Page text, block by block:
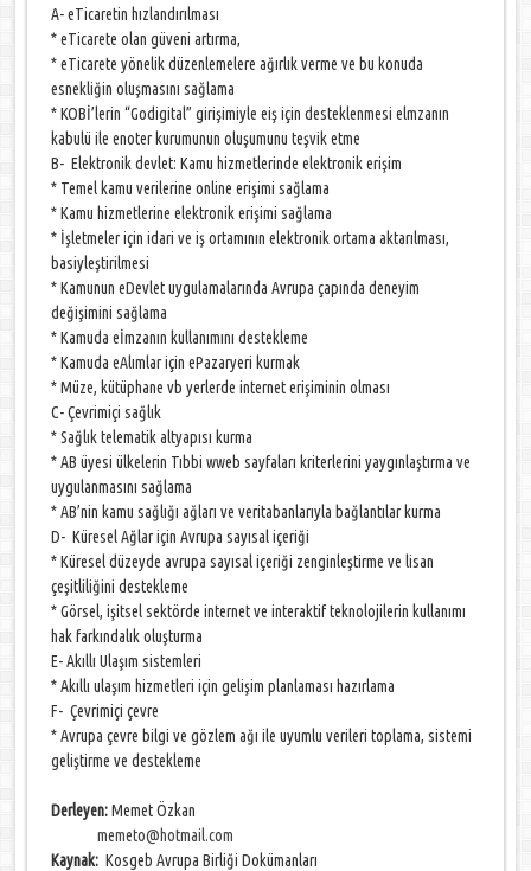
A- eTicaretin hızlandırılması
* eTicarete olan güveni artırma,
* eTicarete yönelik düzenlemelere ağırlık verme ve bu konuda
esnekliğin oluşmasını sağlama
* KOBİ’lerin “Godigital” girişimiyle eiş için desteklenmesi elmzanın
kabulü ile enoter kurumunun oluşumunu teşvik etme
B- Elektronik devlet: Kamu hizmetlerinde elektronik erişim
* Temel kamu verilerine online erişimi sağlama
* Kamu hizmetlerine elektronik erişimi sağlama
* İşletmeler için idari ve iş ortamının elektronik ortama aktarılması,
basiyleştirilmesi
* Kamunun eDevlet uygulamalarında Avrupa çapında deneyim
değişimini sağlama
* Kamuda eİmzanın kullanımını destekleme
* Kamuda eAlımlar için ePazaryeri kurmak
* Müze, kütüphane vb yerlerde internet erişiminin olması
C- Çevrimiçi sağlık
* Sağlık telematik altyapısı kurma
* AB üyesi ülkelerin Tıbbi wweb sayfaları kriterlerini yaygınlaştırma ve
uygulanmasını sağlama
* AB’nin kamu sağlığı ağları ve veritabanlarıyla bağlantılar kurma
D- Küresel Ağlar için Avrupa sayısal içeriği
* Küresel düzeyde avrupa sayısal içeriği zenginleştirme ve lisan
çeşitliliğini destekleme
* Görsel, işitsel sektörde internet ve interaktif teknolojilerin kullanımı
hak farkındalık oluşturma
E- Akıllı Ulaşım sistemleri
* Akıllı ulaşım hizmetleri için gelişim planlaması hazırlama
F- Çevrimiçi çevre
* Avrupa çevre bilgi ve gözlem ağı ile uyumlu verileri toplama, sistemi
geliştirme ve destekleme
Derleyen:Memet Özkan
memeto@hotmail.com
Kaynak: Kosgeb Avrupa Birliği Dokümanları